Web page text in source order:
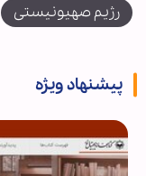
رژیم صهیونیستی
پیشنهاد ویژه